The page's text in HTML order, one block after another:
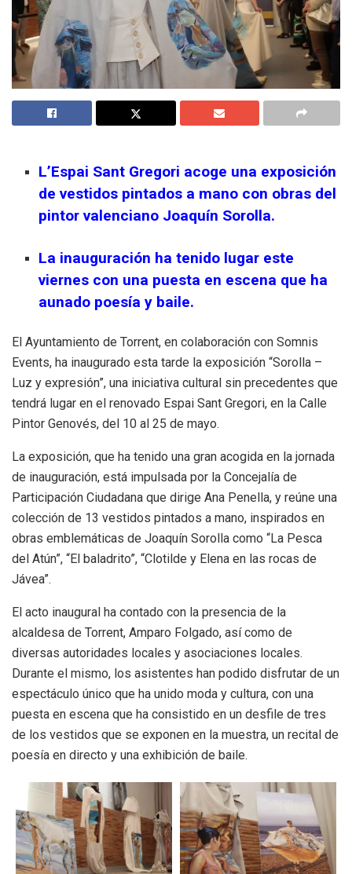
L’Espai Sant Gregori acoge una exposición
de vestidos pintados a mano con obras del
pintor valenciano Joaquín Sorolla.
La inauguración ha tenido lugar este
viernes con una puesta en escena que ha
aunado poesía y baile.
El Ayuntamiento de Torrent, en colaboración con Somnis
Events, ha inaugurado esta tarde la exposición “Sorolla –
Luz y expresión”, una iniciativa cultural sin precedentes que
tendrá lugar en el renovado Espai Sant Gregori, en la Calle
Pintor Genovés, del 10 al 25 de mayo.
La exposición, que ha tenido una gran acogida en la jornada
de inauguración, está impulsada por la Concejalía de
Participación Ciudadana que dirige Ana Penella, y reúne una
colección de 13 vestidos pintados a mano, inspirados en
obras emblemáticas de Joaquín Sorolla como “La Pesca
del Atún”, “El baladrito”, “Clotilde y Elena en las rocas de
Jávea”.
El acto inaugural ha contado con la presencia de la
alcaldesa de Torrent, Amparo Folgado, así como de
diversas autoridades locales y asociaciones locales.
Durante el mismo, los asistentes han podido disfrutar de un
espectáculo único que ha unido moda y cultura, con una
puesta en escena que ha consistido en un desfile de tres
de los vestidos que se exponen en la muestra, un recital de
poesía en directo y una exhibición de baile.